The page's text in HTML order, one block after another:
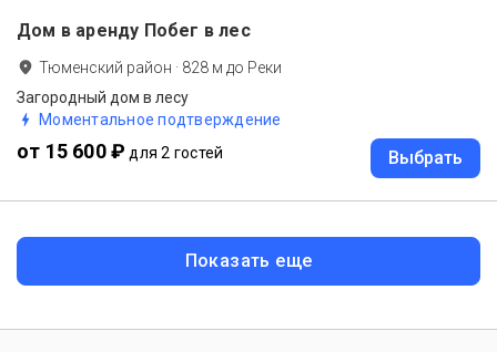
Дом в аренду Побег в лес
Тюменский район · 828 м до Реки
Загородный дом в лесу
Моментальное подтверждение
от 15 600 ₽ для 2 гостей Выбрать
Показать еще